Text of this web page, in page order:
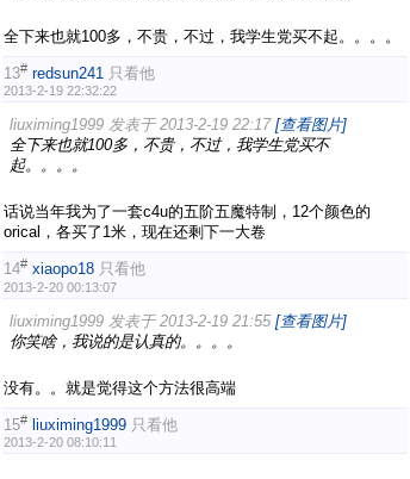
全下来也就100多，不贵，不过，我学生党买不起。。。。
13# redsun241 只看他
2013-2-19 22:32:22
liuximing1999 发表于 2013-2-19 22:17 [查看图片]
全下来也就100多，不贵，不过，我学生党买不
起。。。。
话说当年我为了一套c4u的五阶五魔特制，12个颜色的
orical，各买了1米，现在还剩下一大卷
14# xiaopo18 只看他
2013-2-20 00:13:07
liuximing1999 发表于 2013-2-19 21:55 [查看图片]
你笑啥，我说的是认真的。。。。
没有。。就是觉得这个方法很高端
15# liuximing1999 只看他
2013-2-20 08:10:11